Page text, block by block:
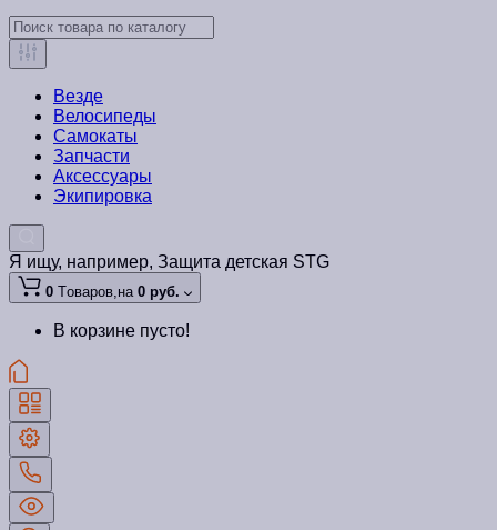
Везде
Велосипеды
Самокаты
Запчасти
Аксессуары
Экипировка
Я ищу, например, Защита детская STG
0 Tоваров,на 0 руб.
В корзине пусто!